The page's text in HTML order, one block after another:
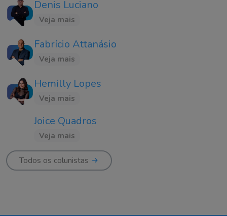
Denis Luciano
Veja mais
Fabrício Attanásio
Veja mais
Hemilly Lopes
Veja mais
Joice Quadros
Veja mais
Todos os colunistas